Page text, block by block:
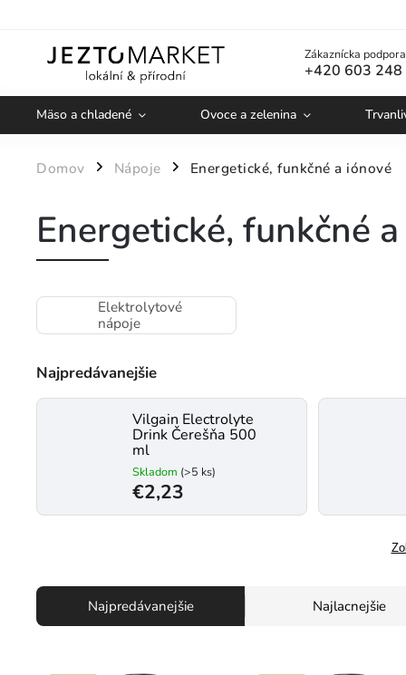
Zákaznícka
+420 603 248
Mäso a chladené Ovoce a zelenina
Domov / Nápoje / Energetické, funkčné a iónové
Energetické, funkčné
Elektrolytové
nápoje
Najpredávanejšie
Vilgain Electrolyte
Drink Čerešňa 500
ml
Skladom (>5 ks)
€2,23
Najpredávanejšie Najlacnejšie